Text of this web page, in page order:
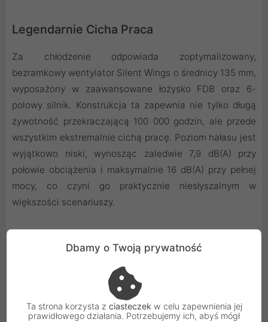
Legendarnie Cicha Praca
Za chłodzenie odpowiada zoptymalizowany,
bezramkowy wentylator Silent Wings o średnicy 135 mm,
wyposażony w zaawansowane łożysko FDB oraz 6-
polowy silnik. Konstrukcja ta zapewnia nie tylko długą
żywotność przekraczającą 100 000 godzin, ale przede
wszystkim ekstremalnie cichą pracę. Poziom hałasu jest
wyjątkowo niski, wynosząc zaledwie 7,9 dB(A) przy
połowie obciążenia i maksymalnie 16 dB(A) przy pełnej
mocy, co czyni go praktycznie niesłyszalnym w
większości scenariuszy.
Pełna Modularność i Bogactwo Złącz
Zasilacz jest w pełni modularny, a wszystkie przewody
posiadają eleganckie, indywidualne oploty, co ułatwia
perfekcyjne zarządzanie kablami i poprawia przepływ
Dbamy o Twoją prywatność
Ta strona korzysta z ciasteczek w celu zapewnienia jej
prawidłowego działania. Potrzebujemy ich, abyś mógł